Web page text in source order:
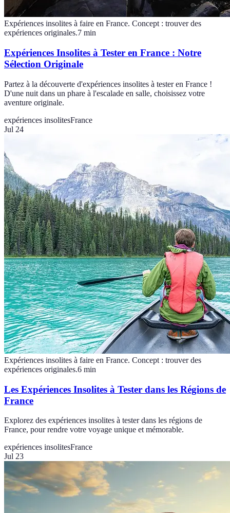
Expériences insolites à faire en France. Concept : trouver des
expériences originales.7 min
Expériences Insolites à Tester en France : Notre
Sélection Originale
Partez à la découverte d'expériences insolites à tester en France !
D'une nuit dans un phare à l'escalade en salle, choisissez votre
aventure originale.
expériences insolitesFrance
Jul 24
Expériences insolites à faire en France. Concept : trouver des
expériences originales.6 min
Les Expériences Insolites à Tester dans les Régions de
France
Explorez des expériences insolites à tester dans les régions de
France, pour rendre votre voyage unique et mémorable.
expériences insolitesFrance
Jul 23